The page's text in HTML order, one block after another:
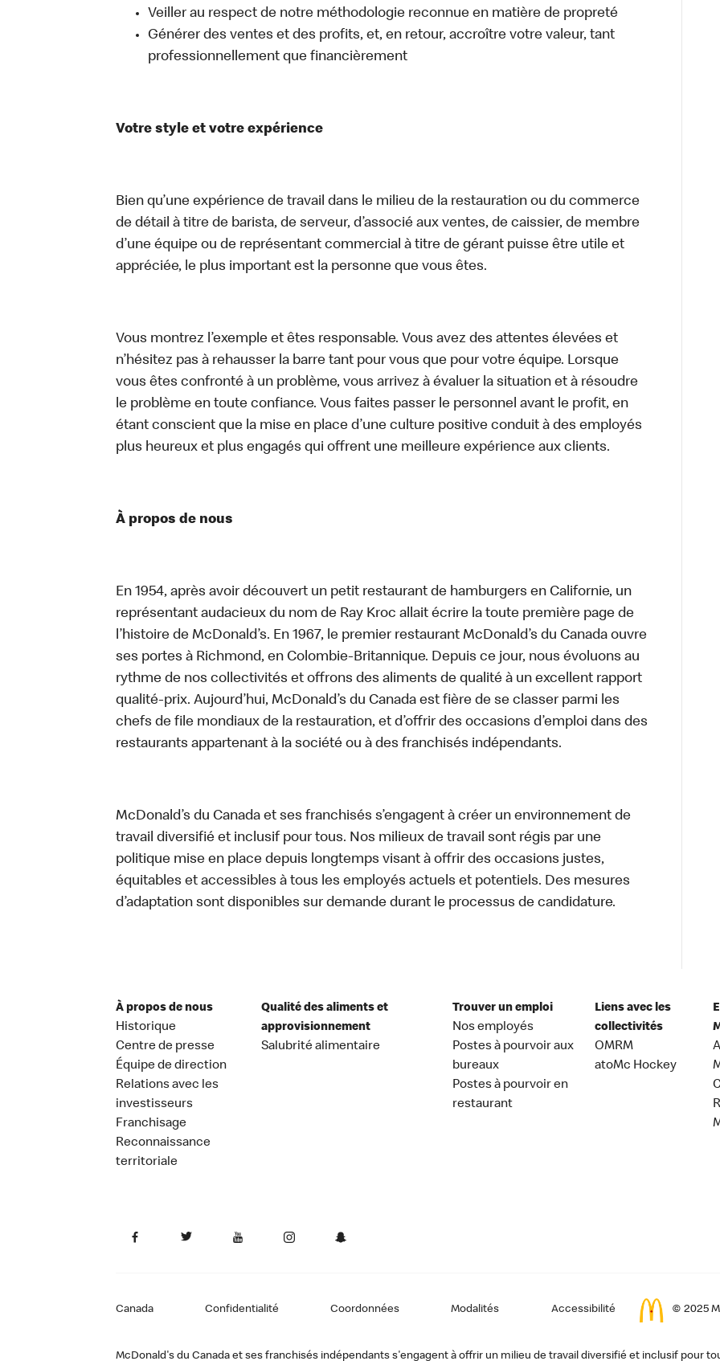
Veiller au respect de notre méthodologie reconnue en matière de propreté
Générer des ventes et des profits, et, en retour, accroître votre valeur, tant
professionnellement que financièrement
Votre style et votre expérience
Bien qu’une expérience de travail dans le milieu de la restauration ou du commerce
de détail à titre de barista, de serveur, d’associé aux ventes, de caissier, de membre
d’une équipe ou de représentant commercial à titre de gérant puisse être utile et
appréciée, le plus important est la personne que vous êtes.
Vous montrez l’exemple et êtes responsable. Vous avez des attentes élevées et
n’hésitez pas à rehausser la barre tant pour vous que pour votre équipe. Lorsque
vous êtes confronté à un problème, vous arrivez à évaluer la situation et à résoudre
le problème en toute confiance. Vous faites passer le personnel avant le profit, en
étant conscient que la mise en place d’une culture positive conduit à des employés
plus heureux et plus engagés qui offrent une meilleure expérience aux clients.
À propos de nous
En 1954, après avoir découvert un petit restaurant de hamburgers en Californie, un
représentant audacieux du nom de Ray Kroc allait écrire la toute première page de
l’histoire de McDonald’s. En 1967, le premier restaurant McDonald’s du Canada ouvre
ses portes à Richmond, en Colombie-Britannique. Depuis ce jour, nous évoluons au
rythme de nos collectivités et offrons des aliments de qualité à un excellent rapport
qualité-prix. Aujourd’hui, McDonald’s du Canada est fière de se classer parmi les
chefs de file mondiaux de la restauration, et d’offrir des occasions d’emploi dans des
restaurants appartenant à la société ou à des franchisés indépendants.
McDonald’s du Canada et ses franchisés s’engagent à créer un environnement de
travail diversifié et inclusif pour tous. Nos milieux de travail sont régis par une
politique mise en place depuis longtemps visant à offrir des occasions justes,
équitables et accessibles à tous les employés actuels et potentiels. Des mesures
d’adaptation sont disponibles sur demande durant le processus de candidature.
À propos de nous
Historique
Centre de presse
Équipe de direction
Relations avec les
investisseurs
Franchisage
Reconnaissance
territoriale
Qualité des aliments et
approvisionnement
Salubrité alimentaire
Trouver un emploi
Nos employés
Postes à pourvoir aux
bureaux
Postes à pourvoir en
restaurant
Liens avec les
collectivités
OMRM
atoMc Hockey
Canada Confidentialité Coordonnées Modalités Accessibilité © 2025
McDonald's du Canada et ses franchisés indépendants s'engagent à offrir un milieu de travail diversifié et inclusif pour